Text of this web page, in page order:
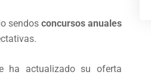
sendos concursos anuales
ha actualizado su oferta